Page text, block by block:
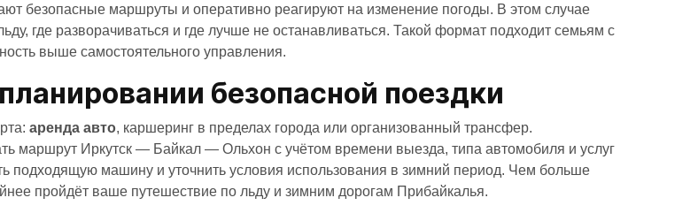
безопасные маршруты и оперативно реагируют на изменение погоды. В этом случае
где разворачиваться и где лучше не останавливаться. Такой формат подходит семьям с
выше самостоятельного управления.
безопасной поездки
аренда авто, каршеринг в пределах города или организованный трансфер.
маршрут Иркутск — Байкал — Ольхон с учётом времени выезда, типа автомобиля и услуг
подходящую машину и уточнить условия использования в зимний период. Чем больше
пройдёт ваше путешествие по льду и зимним дорогам Прибайкалья.